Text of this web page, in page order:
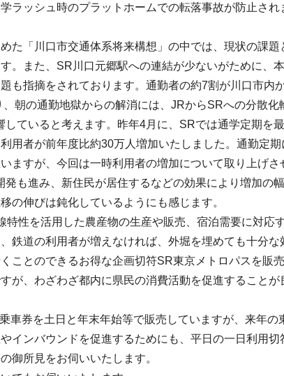
ラッシュ時のプラットホームでの転落事故が防止さ
た「川口市交通体系将来構想」の中では、現状の課
。また、SR川口元郷駅への連結が少ないがために、
も指摘をされております。通勤者の約7割が川口市内
朝の通勤地獄からの解消には、JRからSRへの分散化
ていると考えます。昨年4月に、SRでは通学定期を
用者が前年度比約30万人増加いたしました。通勤定
ますが、今回は一時利用者の増加について取り上げさ
も進み、新住民が居住するなどの効果により増加の
の伸びは鈍化しているようにも感じます。
性を活用した農産物の生産や販売、宿泊需要に対応
鉄道の利用者が増えなければ、外堀を埋めても十分
ことのできるお得な企画切符SR東京メトロパスを販
が、わざわざ都内に県民の消費活動を促進すること
車券を土日と年末年始等で販売していますが、来年の
インバウンドを促進するためにも、平日の一日利用
御所見をお伺いいたします。